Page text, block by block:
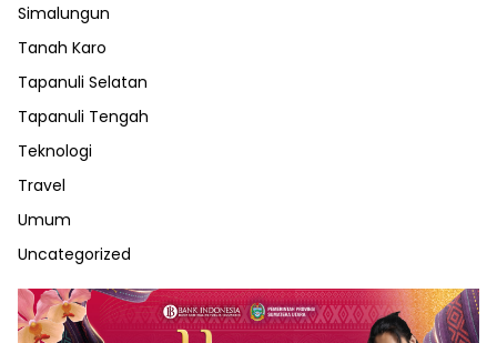
Simalungun
Tanah Karo
Tapanuli Selatan
Tapanuli Tengah
Teknologi
Travel
Umum
Uncategorized